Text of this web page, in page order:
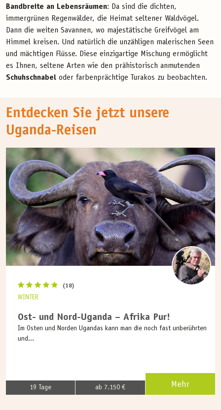
Bandbreite an Lebensräumen: Da sind die dichten,
immergrünen Regenwälder, die Heimat seltener Waldvögel.
Dann die weiten Savannen, wo majestätische Greifvögel am
Himmel kreisen. Und natürlich die unzähligen malerischen Seen
und mächtigen Flüsse. Diese einzigartige Mischung ermöglicht
es Ihnen, seltene Arten wie den prähistorisch anmutenden
Schuhschnabel oder farbenprächtige Turakos zu beobachten.
Entdecken Sie jetzt unsere
Uganda-Reisen
(18)
WINTER
Ost- und Nord-Uganda – Afrika Pur!
Im Osten und Norden Ugandas kann man die noch fast unberührten
und...
19 Tage ab 7.150 € Mehr